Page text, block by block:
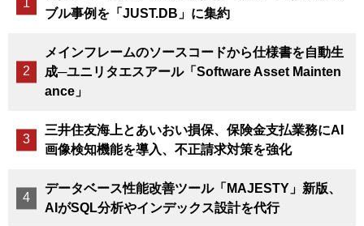
ブル事例を「JUST.DB」に集約
メインフレームのソースコードから仕様書を自動生
成─ユニリタエスアール「Software Asset Mainten
ance」
三井住友海上とあいおい損保、保険金支払業務にAI
画像検知機能を導入、不正請求対策を強化
データベース性能改善ツール「MAJESTY」新版、
AIがSQL分析やインデックス設計を代行